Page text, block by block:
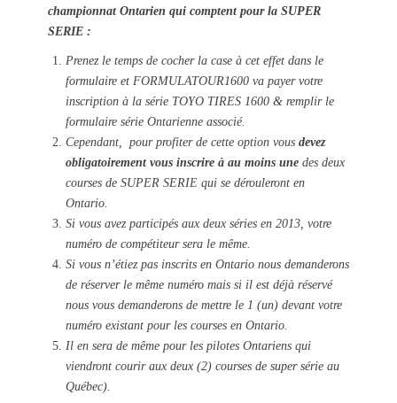
championnat Ontarien qui comptent pour la SUPER
SERIE :
Prenez le temps de cocher la case à cet effet dans le
formulaire et FORMULATOUR1600 va payer votre
inscription à la série TOYO TIRES 1600 & remplir le
formulaire série Ontarienne associé.
Cependant, pour profiter de cette option vous devez
obligatoirement vous inscrire à au moins une des deux
courses de SUPER SERIE qui se dérouleront en
Ontario.
Si vous avez participés aux deux séries en 2013, votre
numéro de compétiteur sera le même.
Si vous n’étiez pas inscrits en Ontario nous demanderons
de réserver le même numéro mais si il est déjà réservé
nous vous demanderons de mettre le 1 (un) devant votre
numéro existant pour les courses en Ontario.
Il en sera de même pour les pilotes Ontariens qui
viendront courir aux deux (2) courses de super série au
Québec).